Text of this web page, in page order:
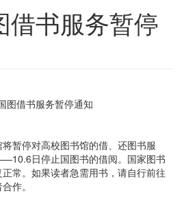
借书服务暂停
图借书服务暂停通知
暂停对高校图书馆的借、还图书服
日停止国图书的借阅。国家图书
常。如果读者急需用书，请自行前往
作。